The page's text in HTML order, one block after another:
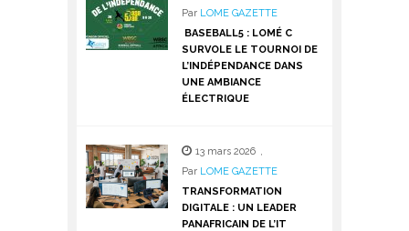
Par LOME GAZETTE
BASEBALL5 : LOMÉ C
SURVOLE LE TOURNOI DE
L’INDÉPENDANCE DANS
UNE AMBIANCE
ÉLECTRIQUE
13 mars 2026 ,
Par LOME GAZETTE
TRANSFORMATION
DIGITALE : UN LEADER
PANAFRICAIN DE L’IT